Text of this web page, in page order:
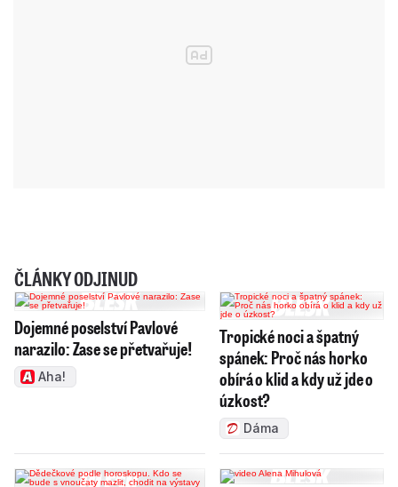
ČLÁNKY ODJINUD
Dojemné poselství Pavlové
narazilo: Zase se přetvařuje!
Aha!
Tropické noci a špatný
spánek: Proč nás horko
obírá o klid a kdy už jde o
úzkost?
Dáma